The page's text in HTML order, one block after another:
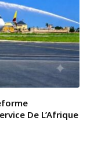
De L’Afrique